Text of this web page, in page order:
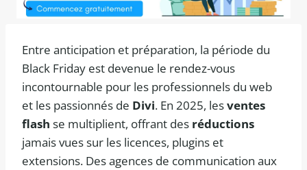
Entre anticipation et préparation, la période du
Black Friday est devenue le rendez-vous
incontournable pour les professionnels du web
et les passionnés de Divi. En 2025, lesventes
flash se multiplient, offrant des réductions
jamais vues sur les licences, plugins et
extensions. Des agences de communication aux